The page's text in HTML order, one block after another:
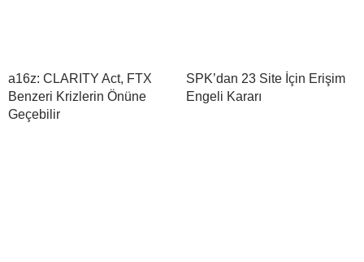
a16z: CLARITY Act, FTX
Benzeri Krizlerin Önüne
Geçebilir
SPK’dan 23 Site İçin Erişim
Engeli Kararı